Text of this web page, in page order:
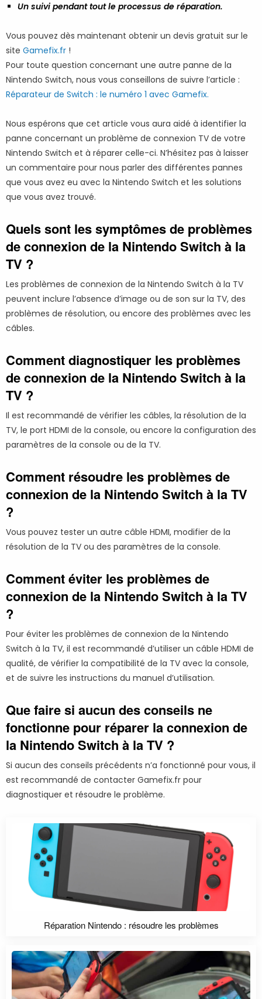
Un suivi pendant tout le processus de réparation.
Vous pouvez dès maintenant obtenir un devis gratuit sur le
site Gamefix.fr !
Pour toute question concernant une autre panne de la
Nintendo Switch, nous vous conseillons de suivre l’article :
Réparateur de Switch : le numéro 1 avec Gamefix.
Nous espérons que cet article vous aura aidé à identifier la
panne concernant un problème de connexion TV de votre
Nintendo Switch et à réparer celle-ci. N’hésitez pas à laisser
un commentaire pour nous parler des différentes pannes
que vous avez eu avec la Nintendo Switch et les solutions
que vous avez trouvé.
Quels sont les symptômes de problèmes
de connexion de la Nintendo Switch à la
TV ?
Les problèmes de connexion de la Nintendo Switch à la TV
peuvent inclure l’absence d’image ou de son sur la TV, des
problèmes de résolution, ou encore des problèmes avec les
câbles.
Comment diagnostiquer les problèmes
de connexion de la Nintendo Switch à la
TV ?
Il est recommandé de vérifier les câbles, la résolution de la
TV, le port HDMI de la console, ou encore la configuration des
paramètres de la console ou de la TV.
Comment résoudre les problèmes de
connexion de la Nintendo Switch à la TV
?
Vous pouvez tester un autre câble HDMI, modifier de la
résolution de la TV ou des paramètres de la console.
Comment éviter les problèmes de
connexion de la Nintendo Switch à la TV
?
Pour éviter les problèmes de connexion de la Nintendo
Switch à la TV, il est recommandé d’utiliser un câble HDMI de
qualité, de vérifier la compatibilité de la TV avec la console,
et de suivre les instructions du manuel d’utilisation.
Que faire si aucun des conseils ne
fonctionne pour réparer la connexion de
la Nintendo Switch à la TV ?
Si aucun des conseils précédents n’a fonctionné pour vous, il
est recommandé de contacter Gamefix.fr pour
diagnostiquer et résoudre le problème.
Réparation Nintendo : résoudre les problèmes